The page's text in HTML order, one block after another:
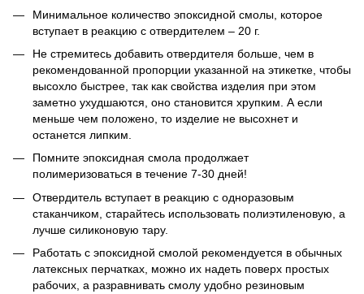
Минимальное количество эпоксидной смолы, которое
вступает в реакцию с отвердителем – 20 г.
Не стремитесь добавить отвердителя больше, чем в
рекомендованной пропорции указанной на этикетке, чтобы
высохло быстрее, так как свойства изделия при этом
заметно ухудшаются, оно становится хрупким. А если
меньше чем положено, то изделие не высохнет и
останется липким.
Помните эпоксидная смола продолжает
полимеризоваться в течение 7-30 дней!
Отвердитель вступает в реакцию с одноразовым
стаканчиком, старайтесь использовать полиэтиленовую, а
лучше силиконовую тару.
Работать с эпоксидной смолой рекомендуется в обычных
латексных перчатках, можно их надеть поверх простых
рабочих, а разравнивать смолу удобно резиновым